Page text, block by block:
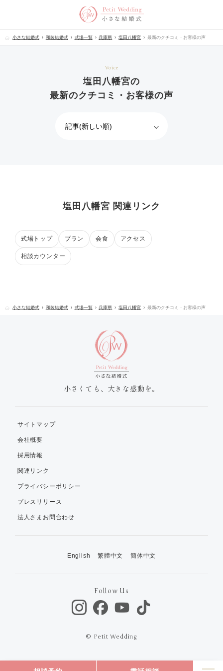
小さな結婚式 和装結婚式 式場一覧 兵庫県 塩田八幡宮 最新のクチコミ・お客様の声
Voice
塩田八幡宮の
最新のクチコミ・お客様の声
塩田八幡宮 関連リンク
式場トップ プラン 会食 アクセス
相談カウンター
小さな結婚式 和装結婚式 式場一覧 兵庫県 塩田八幡宮 最新のクチコミ・お客様の声
小さくても、大きな感動を。
サイトマップ
会社概要
採用情報
関連リンク
プライバシーポリシー
プレスリリース
法人さまお問合わせ
English 繁體中文 簡体中文
Follow Us
© Petit Wedding